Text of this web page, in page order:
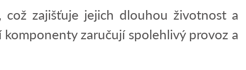
zajišťuje jejich dlouhou životnost a
zaručují spolehlivý provoz a